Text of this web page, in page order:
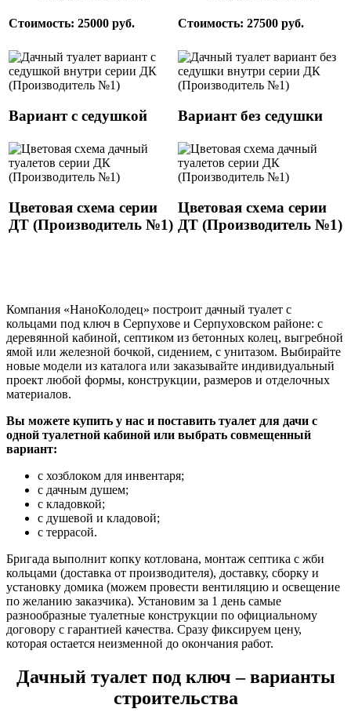
Стоимость: 25000 руб. Стоимость: 27500 руб.
Вариант с седушкой Вариант без седушки
Цветовая схема серии
ДТ (Производитель №1)
Цветовая схема серии
ДТ (Производитель №1)
Компания «НаноКолодец» построит дачный туалет с
кольцами под ключ в Серпухове и Серпуховском районе: с
деревянной кабиной, септиком из бетонных колец, выгребной
ямой или железной бочкой, сидением, с унитазом. Выбирайте
новые модели из каталога или заказывайте индивидуальный
проект любой формы, конструкции, размеров и отделочных
материалов.
Вы можете купить у нас и поставить туалет для дачи с
одной туалетной кабиной или выбрать совмещенный
вариант:
с хозблоком для инвентаря;
с дачным душем;
с кладовкой;
с душевой и кладовой;
с террасой.
Бригада выполнит копку котлована, монтаж септика с жби
кольцами (доставка от производителя), доставку, сборку и
установку домика (можем провести вентиляцию и освещение
по желанию заказчика). Установим за 1 день самые
разнообразные туалетные конструкции по официальному
договору с гарантией качества. Сразу фиксируем цену,
которая остается неизменной до окончания работ.
Дачный туалет под ключ – варианты
строительства